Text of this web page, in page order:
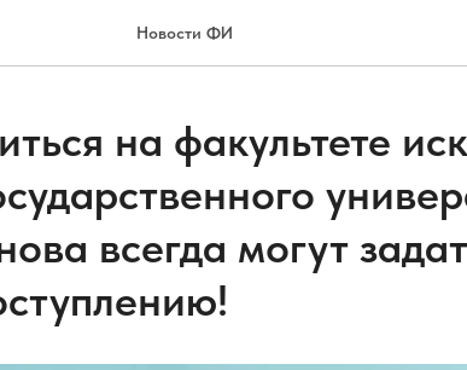
Новости ФИ
на факультете
всегда могут